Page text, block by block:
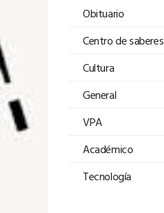
Obituario
Centro de saberes
Cultura
General
VPA
Académico
Tecnología